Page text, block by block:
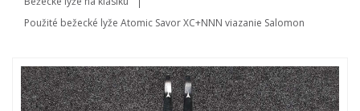
Použité bežecké lyže Atomic Savor XC+NNN viazanie Salomon